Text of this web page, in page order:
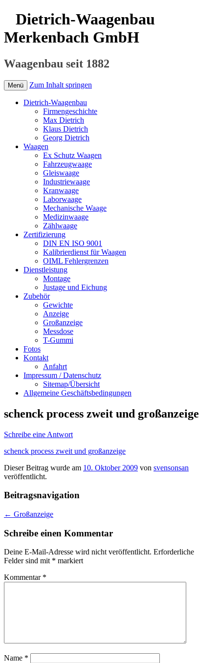
Dietrich-Waagenbau
Merkenbach GmbH
Waagenbau seit 1882
Menü Zum Inhalt springen
Dietrich-Waagenbau
Firmengeschichte
Max Dietrich
Klaus Dietrich
Georg Dietrich
Waagen
Ex Schutz Waagen
Fahrzeugwaage
Gleiswaage
Industriewaage
Kranwaage
Laborwaage
Mechanische Waage
Medizinwaage
Zählwaage
Zertifizierung
DIN EN ISO 9001
Kalibrierdienst für Waagen
OIML Fehlergrenzen
Dienstleistung
Montage
Justage und Eichung
Zubehör
Gewichte
Anzeige
Großanzeige
Messdose
T-Gummi
Fotos
Kontakt
Anfahrt
Impressum / Datenschutz
Sitemap/Übersicht
Allgemeine Geschäftsbedingungen
schenck process zweit und großanzeige
Schreibe eine Antwort
schenck process zweit und großanzeige
Dieser Beitrag wurde am 10. Oktober 2009 von svensonsan
veröffentlicht.
Beitragsnavigation
← Großanzeige
Schreibe einen Kommentar
Deine E-Mail-Adresse wird nicht veröffentlicht. Erforderliche
Felder sind mit * markiert
Kommentar *
Name *